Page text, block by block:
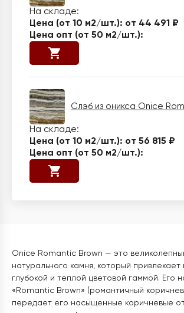
от 44 491 ₽
Слэб из оникса Onice
от 56 815 ₽
Onice Romantic Brown — это
натурального камня, который
глубокой и теплой цветовой гаммой. Его
«Romantic Brown» (романтичный
передает его насыщенные коричневые